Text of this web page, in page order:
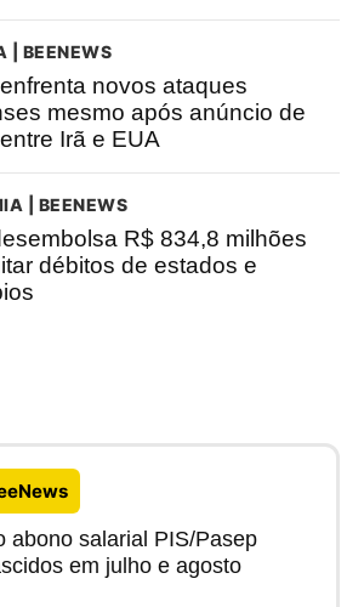
| BEENEWS
novos ataques
mesmo após anúncio de
Irã e EUA
| BEENEWS
R$ 834,8 milhões
débitos de estados e
abono salarial PIS/Pasep
em julho e agosto